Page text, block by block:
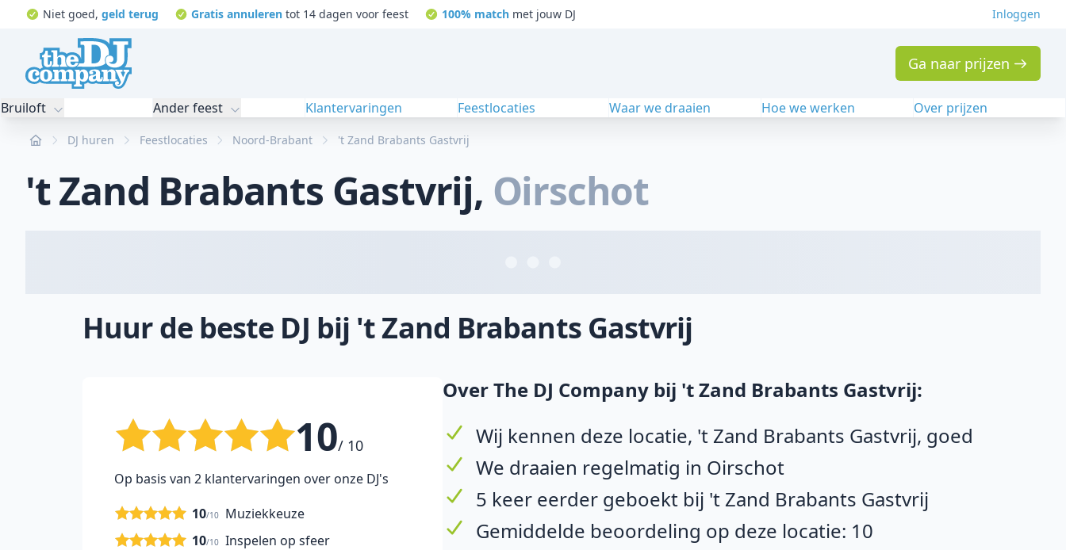
Niet goed, geld terug Gratis annuleren tot 14 dagen voor feest 100% matchmet jouw DJ Inloggen
Ga naar prijzen
Bruiloft Ander feest Klantervaringen Feestlocaties Waar we draaien Hoe we werken Over prijzen
Home DJ huren Feestlocaties Noord-Brabant 't Zand Brabants Gastvrij
't Zand Brabants Gastvrij, Oirschot
Huur de beste DJ bij 't Zand Brabants Gastvrij
10/ 10
Op basis van 2 klantervaringen over onze DJ's
Muziekkeuze
10/10
Inspelen op sfeer
10/10
Over The DJ Company bij 't Zand Brabants Gastvrij:
Wij kennen deze locatie, 't Zand Brabants Gastvrij, goed
We draaien regelmatig in Oirschot
5 keer eerder geboekt bij 't Zand Brabants Gastvrij
Gemiddelde beoordeling op deze locatie: 10